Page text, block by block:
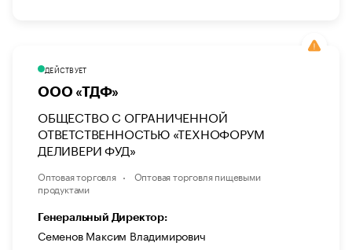
ДЕЙСТВУЕТ
ООО «ТДФ»
ОБЩЕСТВО С ОГРАНИЧЕННОЙ
ОТВЕТСТВЕННОСТЬЮ «ТЕХНОФОРУМ
ДЕЛИВЕРИ ФУД»
Оптовая торговля
Оптовая торговля пищевыми
продуктами
Генеральный Директор:
Семенов Максим Владимирович